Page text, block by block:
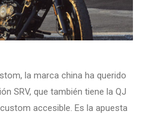
la marca china ha querido
SRV, que también tiene la QJ
accesible. Es la apuesta